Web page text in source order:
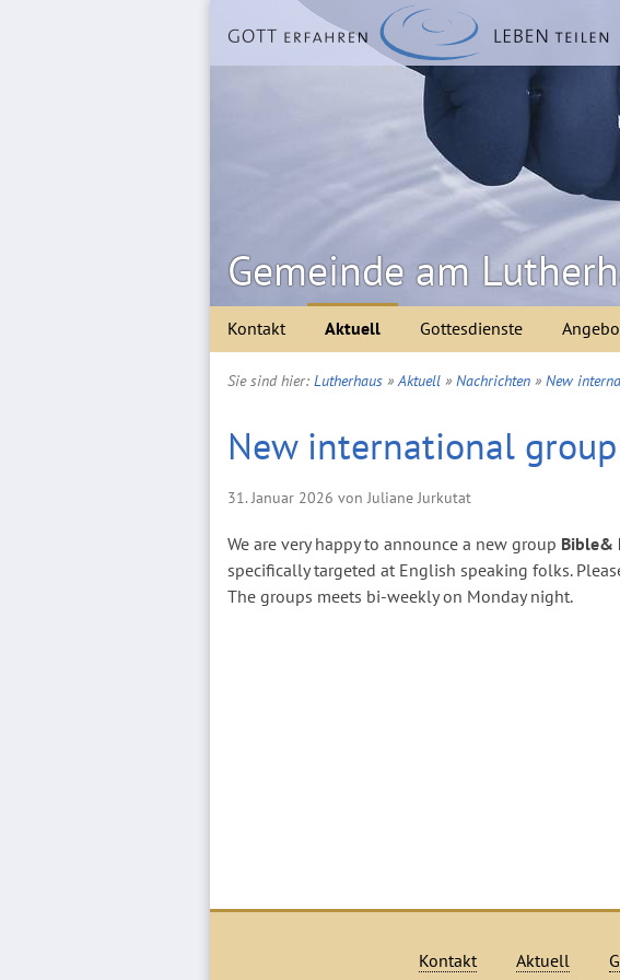
Gemeinde am
Kontakt Aktuell Gottesdienste
Sie sind hier: Lutherhaus »Aktuell »Nachrichten »New
New international
31. Januar 2026 von Juliane Jurkutat
We are very happy to announce a new group Bible&
specifically targeted at English speaking folks.
The groups meets bi-weekly on Monday night.
Kontakt Aktuell